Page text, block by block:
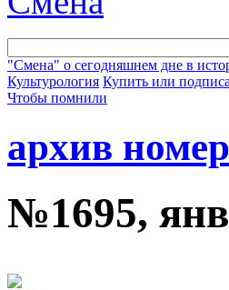
"Смена" о сегодняшнем дне в
Культурология Купить или
Чтобы помнили
архив
№1695,